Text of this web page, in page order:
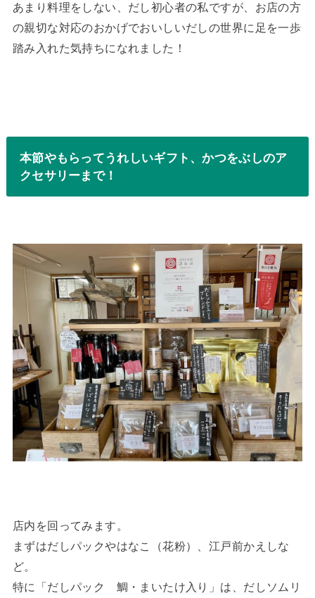
あまり料理をしない、だし初心者の私ですが、お店の方
の親切な対応のおかげでおいしいだしの世界に足を一歩
踏み入れた気持ちになれました！
本節やもらってうれしいギフト、かつをぶしのア
クセサリーまで！
店内を回ってみます。
まずはだしパックやはなこ（花粉）、江戸前かえしな
ど。
特に「だしパック 鯛・まいたけ入り」は、だしソムリ